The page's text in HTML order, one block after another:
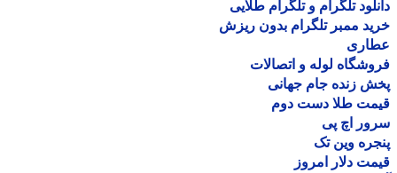
تلگرام و تلگرام طلایی
ممبر تلگرام بدون ریزش
لوله و اتصالات
زنده جام جهانی
طلا دست دوم
اچ پی
وین تک
دلار امروز